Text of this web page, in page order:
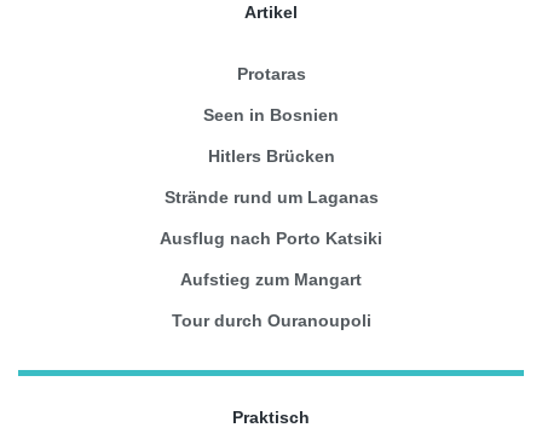
Artikel
Protaras
Seen in Bosnien
Hitlers Brücken
Strände rund um Laganas
Ausflug nach Porto Katsiki
Aufstieg zum Mangart
Tour durch Ouranoupoli
Praktisch